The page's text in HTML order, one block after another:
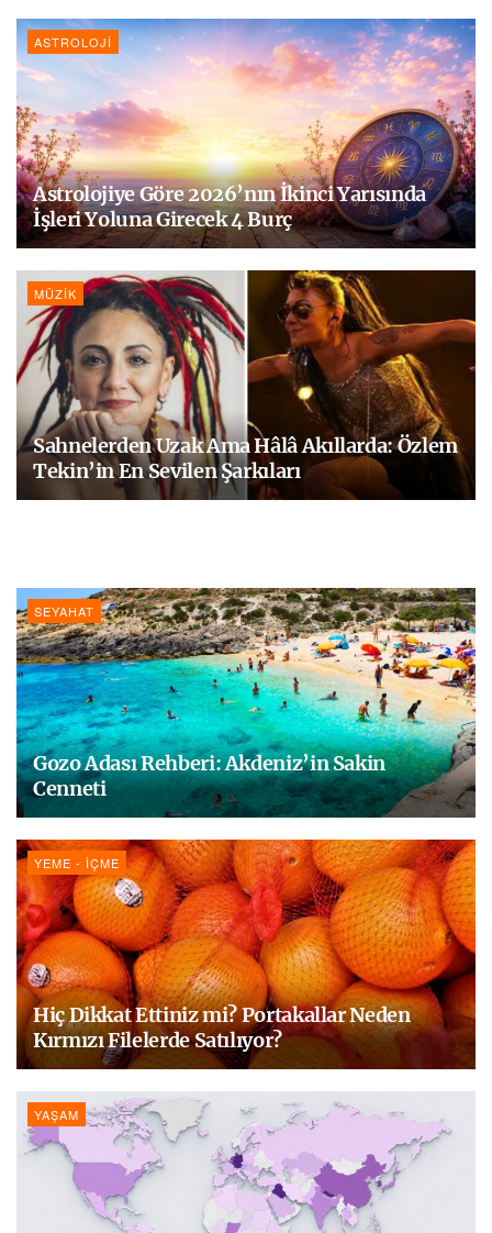
ASTROLOJI
Astrolojiye Göre 2026’nın İkinci Yarısında
İşleri Yoluna Girecek 4 Burç
MÜZIK
Sahnelerden Uzak Ama Hâlâ Akıllarda: Özlem
Tekin’in En Sevilen Şarkıları
SEYAHAT
Gozo Adası Rehberi: Akdeniz’in Sakin
Cenneti
YEME - İÇME
Hiç Dikkat Ettiniz mi? Portakallar Neden
Kırmızı Filelerde Satılıyor?
YAŞAM